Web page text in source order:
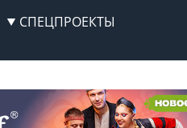
СПЕЦПРОЕКТЫ